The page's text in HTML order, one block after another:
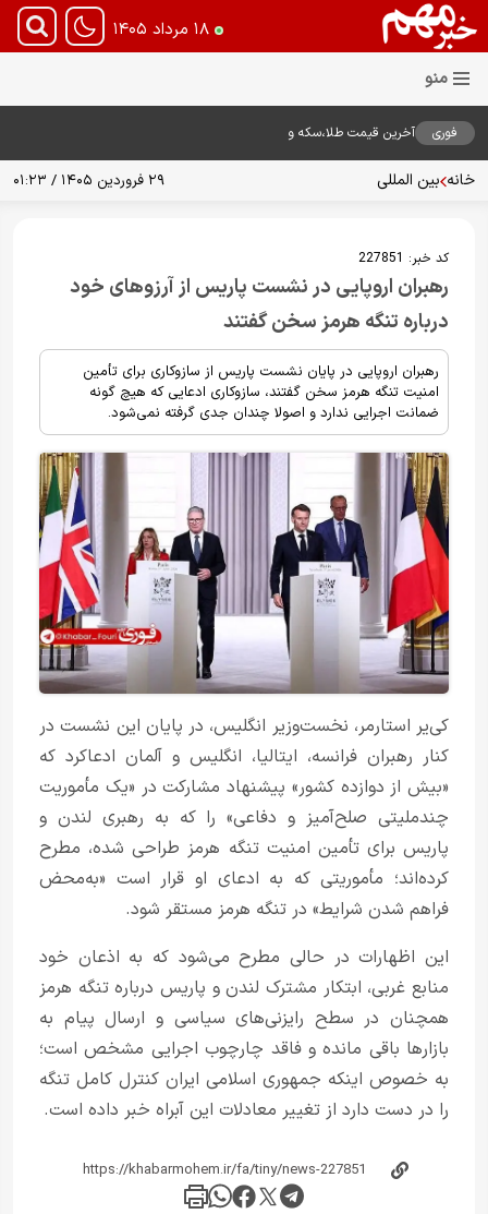
۱۸ مرداد ۱۴۰۵
فوری
آخرین قیمت طلا،سکه و
خانه بین المللی ۲۹ فروردین ۱۴۰۵ / ۰۱:۲۳
کد خبر: 227851
رهبران اروپایی در نشست پاریس از آرزوهای خود
درباره تنگه هرمز سخن گفتند
رهبران اروپایی در پایان نشست پاریس از سازوکاری برای تأمین
امنیت تنگه هرمز سخن گفتند، سازوکاری ادعایی که هیچ گونه
ضمانت اجرایی ندارد و اصولا چندان جدی گرفته نمی‌شود.
کی‌یر استارمر، نخست‌وزیر انگلیس، در پایان این نشست در
کنار رهبران فرانسه، ایتالیا، انگلیس و آلمان ادعاکرد که
«بیش از دوازده کشور» پیشنهاد مشارکت در «یک مأموریت
چندملیتی صلح‌آمیز و دفاعی» را که به رهبری لندن و
پاریس برای تأمین امنیت تنگه هرمز طراحی شده، مطرح
کرده‌اند؛ مأموریتی که به ادعای او قرار است «به‌محض
فراهم شدن شرایط» در تنگه هرمز مستقر شود.
این اظهارات در حالی مطرح می‌شود که به اذعان خود
منابع غربی، ابتکار مشترک لندن و پاریس درباره تنگه هرمز
همچنان در سطح رایزنی‌های سیاسی و ارسال پیام به
بازارها باقی مانده و فاقد چارچوب اجرایی مشخص است؛
به خصوص اینکه جمهوری اسلامی ایران کنترل کامل تنگه
را در دست دارد از تغییر معادلات این آبراه خبر داده است.